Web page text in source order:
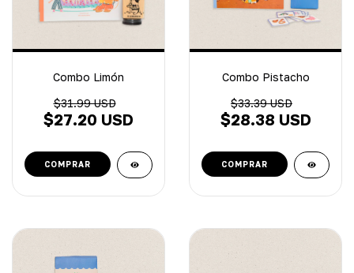
Combo Limón
$31.99 USD
$27.20 USD
Combo Pistacho
$33.39 USD
$28.38 USD